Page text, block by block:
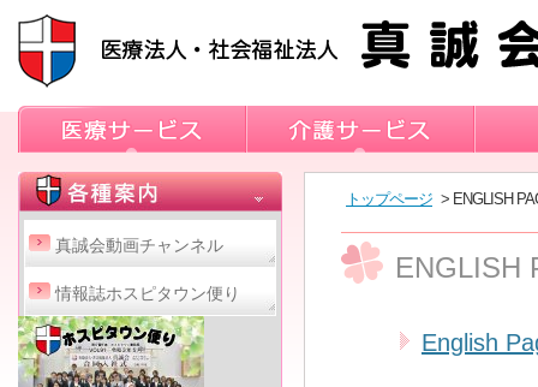
真誠会動画チャンネル
情報誌ホスピタウン便り
トップページ > ENGLISH
ENGLISH
English